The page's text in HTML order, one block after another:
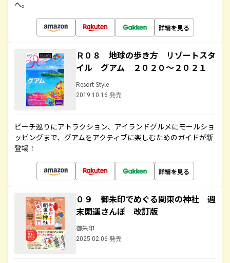
へ。
詳細を見る
Ｒ０８ 地球の歩き方 リゾートスタ
イル グアム ２０２０～２０２１
Resort Style
2019.10.16 発売
ビーチ巡りにアトラクション、アイランドグルメにモールショ
ッピングまで、グアムをアクティブに楽しむためのガイドが新
登場！
詳細を見る
０９ 御朱印でめぐる関東の神社 週
末開運さんぽ 改訂版
御朱印
2025.02.06 発売